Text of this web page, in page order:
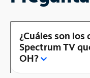
¿Cuáles son
Spectrum TV
OH?